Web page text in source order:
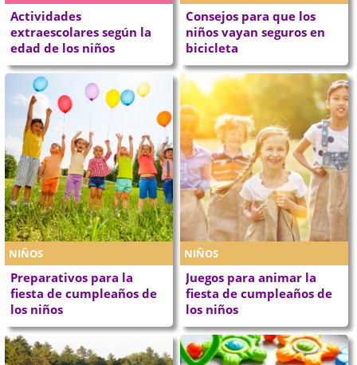
Actividades
extraescolares según la
edad de los niños
Consejos para que los
niños vayan seguros en
bicicleta
NIÑOS
Preparativos para la
fiesta de cumpleaños de
los niños
NIÑOS
Juegos para animar la
fiesta de cumpleaños de
los niños